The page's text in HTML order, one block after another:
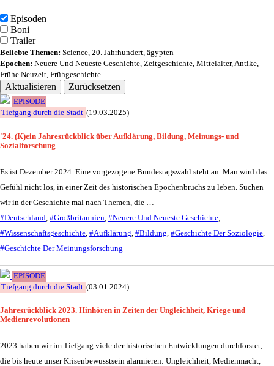
Episoden
Boni
Trailer
Beliebte Themen: Science, 20. Jahrhundert, ägypten
Epochen: Neuere Und Neueste Geschichte, Zeitgeschichte, Mittelalter,Antike,
Frühe Neuzeit, Frühgeschichte
Aktualisieren Zurücksetzen
EPISODE
Tiefgang durch die Stadt (19.03.2025)
'24. (K)ein Jahresrückblick über Aufklärung, Bildung, Meinungs- und
Sozialforschung
Es ist Dezember 2024. Eine vorgezogene Bundestagswahl steht an. Man wird das
Gefühl nicht los, in einer Zeit des historischen Epochenbruchs zu leben. Suchen
wir in der Geschichte mal nach Themen, die …
#Deutschland #Großbritannien #Neuere Und Neueste Geschichte
#Wissenschaftsgeschichte #Aufklärung #Bildung #Geschichte Der Soziologie
#Geschichte Der Meinungsforschung
EPISODE
Tiefgang durch die Stadt (03.01.2024)
Jahresrückblick 2023. Hinhören in Zeiten der Ungleichheit, Kriege und
Medienrevolutionen
2023 haben wir im Tiefgang viele der historischen Entwicklungen durchforstet,
die bis heute unser Krisenbewusstsein alarmieren: Ungleichheit, Medienmacht,